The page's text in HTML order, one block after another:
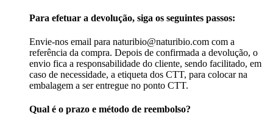
Para efetuar a devolução, siga os seguintes passos:
Envie-nos email para naturibio@naturibio.com com a
referência da compra. Depois de confirmada a devolução, o
envio fica a responsabilidade do cliente, sendo facilitado, em
caso de necessidade, a etiqueta dos CTT, para colocar na
embalagem a ser entregue no ponto CTT.
Qual é o prazo e método de reembolso?